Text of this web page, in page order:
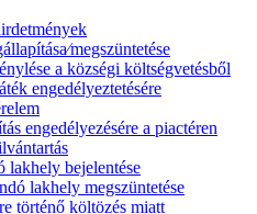
a községi költségvetésből
engedélyeztetésére
engedélyezésére a piactéren
lakhely bejelentése
lakhely megszüntetése
történő költözés miatt